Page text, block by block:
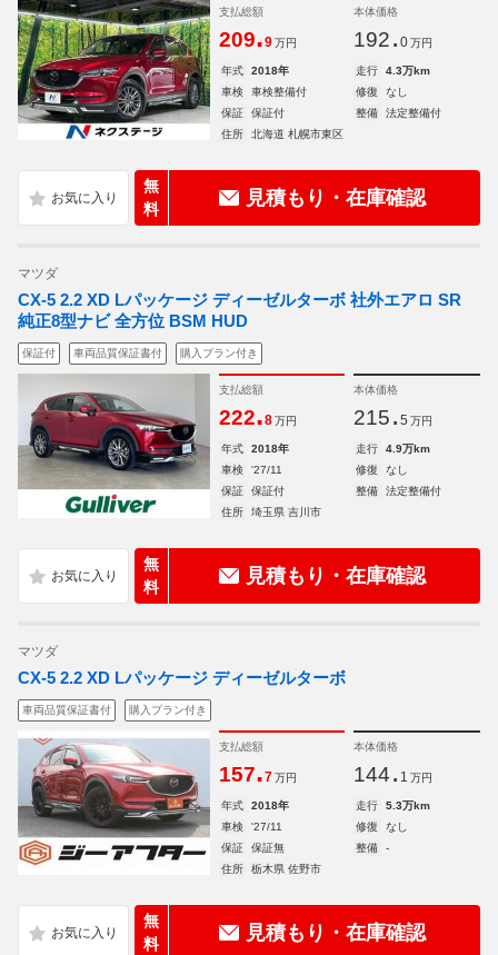
支払総額
209.9 万円
本体価格
192. 0 万円
年式 2018年 走行
4.3万km
車検
車検整備付 修復
なし
保証
保証付 整備
法定整備付
住所
北海道 札幌市東区
無
料
見積もり・在庫確認
マツダ
CX-5 2.2 XD Lパッケージ ディーゼルターボ 社外エアロ SR
純正8型ナビ 全方位 BSM HUD
保証付 車両品質保証書付 購入プラン付き
支払総額
222.8 万円
本体価格
215. 5 万円
年式 2018年 走行
4.9万km
車検
'27/11 修復
なし
保証
保証付 整備
法定整備付
住所
埼玉県 吉川市
無
料
見積もり・在庫確認
マツダ
CX-5 2.2 XD Lパッケージ ディーゼルターボ
車両品質保証書付 購入プラン付き
支払総額
157.7 万円
本体価格
144. 1 万円
年式 2018年 走行
5.3万km
車検
'27/11 修復
なし
保証
保証無 整備
-
住所
栃木県 佐野市
無
料
見積もり・在庫確認